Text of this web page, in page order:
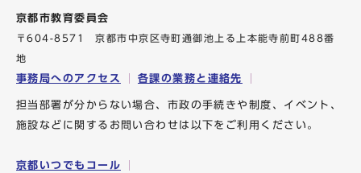
京都市教育委員会
〒604-8571 京都市中京区寺町通御池上る上本能寺前町488番
地
事務局へのアクセス 各課の業務と連絡先
担当部署が分からない場合、市政の手続きや制度、イベント、
施設などに関するお問い合わせは以下をご利用ください。
京都いつでもコール